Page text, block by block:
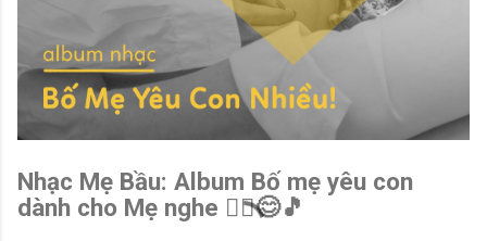
Nhạc Mẹ Bầu: Album Bố mẹ yêu con
dành cho Mẹ nghe 🧘‍♀️😊🎵